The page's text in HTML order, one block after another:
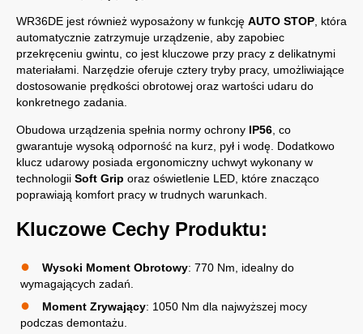
WR36DE jest również wyposażony w funkcję AUTO STOP, która
automatycznie zatrzymuje urządzenie, aby zapobiec
przekręceniu gwintu, co jest kluczowe przy pracy z delikatnymi
materiałami. Narzędzie oferuje cztery tryby pracy, umożliwiające
dostosowanie prędkości obrotowej oraz wartości udaru do
konkretnego zadania.
Obudowa urządzenia spełnia normy ochrony IP56, co
gwarantuje wysoką odporność na kurz, pył i wodę. Dodatkowo
klucz udarowy posiada ergonomiczny uchwyt wykonany w
technologii Soft Grip oraz oświetlenie LED, które znacząco
poprawiają komfort pracy w trudnych warunkach.
Kluczowe Cechy Produktu:
Wysoki Moment Obrotowy: 770 Nm, idealny do
wymagających zadań.
Moment Zrywający: 1050 Nm dla najwyższej mocy
podczas demontażu.